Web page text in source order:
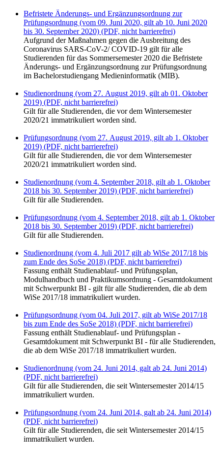
Befristete Änderungs- und Ergänzungsordnung zur
Prüfungsordnung (vom 09. Juni 2020, gilt ab 10. Juni 2020
bis 30. September 2020) (PDF, nicht barrierefrei)
Aufgrund der Maßnahmen gegen die Ausbreitung des
Coronavirus SARS-CoV-2/ COVID-19 gilt für alle
Studierenden für das Sommersemester 2020 die Befristete
Änderungs- und Ergänzungsordnung zur Prüfungsordnung
im Bachelorstudiengang Medieninformatik (MIB).
Studienordnung (vom 27. August 2019, gilt ab 01. Oktober
2019) (PDF, nicht barrierefrei)
Gilt für alle Studierenden, die vor dem Wintersemester
2020/21 immatrikuliert worden sind.
Prüfungsordnung (vom 27. August 2019, gilt ab 1. Oktober
2019) (PDF, nicht barrierefrei)
Gilt für alle Studierenden, die vor dem Wintersemester
2020/21 immatrikuliert worden sind.
Studienordnung (vom 4. September 2018, gilt ab 1. Oktober
2018 bis 30. September 2019) (PDF, nicht barrierefrei)
Gilt für alle Studierenden.
Prüfungsordnung (vom 4. September 2018, gilt ab 1. Oktober
2018 bis 30. September 2019) (PDF, nicht barrierefrei)
Gilt für alle Studierenden.
Studienordnung (vom 4. Juli 2017 gilt ab WiSe 2017/18 bis
zum Ende des SoSe 2018) (PDF, nicht barrierefrei)
Fassung enthält Studienablauf- und Prüfungsplan,
Modulhandbuch und Praktikumsordnung - Gesamtdokument
mit Schwerpunkt BI - gilt für alle Studierenden, die ab dem
WiSe 2017/18 immatrikuliert wurden.
Prüfungsordnung (vom 04. Juli 2017, gilt ab WiSe 2017/18
bis zum Ende des SoSe 2018) (PDF, nicht barrierefrei)
Fassung enthält Studienablauf- und Prüfungsplan -
Gesamtdokument mit Schwerpunkt BI - für alle Studierenden,
die ab dem WiSe 2017/18 immatrikuliert wurden.
Studienordnung (vom 24. Juni 2014, galt ab 24. Juni 2014)
(PDF, nicht barrierefrei)
Gilt für alle Studierenden, die seit Wintersemester 2014/15
immatrikuliert wurden.
Prüfungsordnung (vom 24. Juni 2014, galt ab 24. Juni 2014)
(PDF, nicht barrierefrei)
Gilt für alle Studierenden, die seit Wintersemester 2014/15
immatrikuliert wurden.